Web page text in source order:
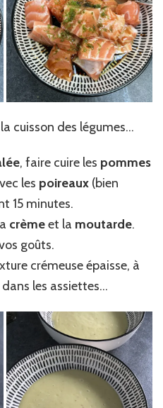
cuisson des légumes…
, faire cuire les pommes
les poireaux (bien
15 minutes.
crèmeet la moutarde.
goûts.
crémeuse épaisse, à
les assiettes…